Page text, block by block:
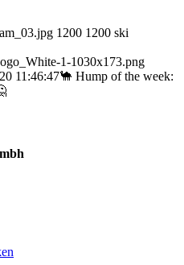
1200 1200 ski
1-1030x173.png
11:46:47🐪 Hump of the week: